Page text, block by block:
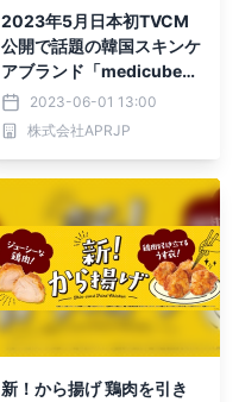
2023年5月日本初TVCM
公開で話題の韓国スキンケ
アブランド「medicube
(メディキューブ)」、 ６
月１日から開催のQoo10
「メガ割」にてお得なセッ
2023-06-01 13:00
株式会社APRJP
新！から揚げ 鶏肉を引き